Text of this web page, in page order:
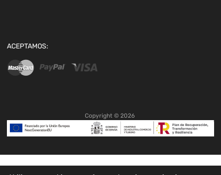
ACEPTAMOS:
Copyright © 2026